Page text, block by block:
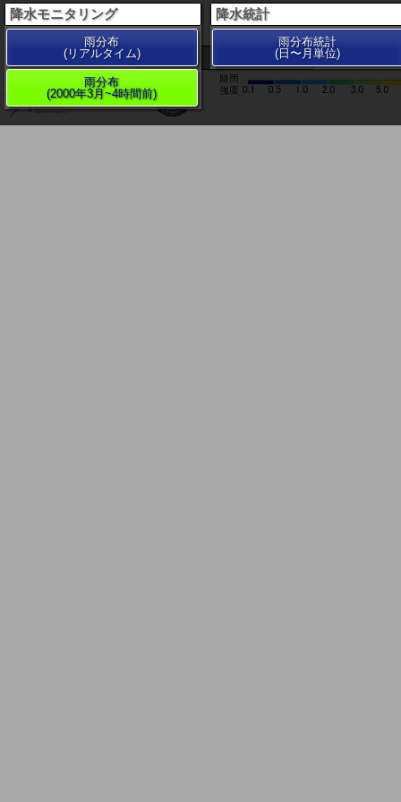
200 km
降水モニタリング
雨分布
(リアルタイム)
雨分布
(2000年3月~4時間前)
降水統計
雨分布統計
(日〜月単位)